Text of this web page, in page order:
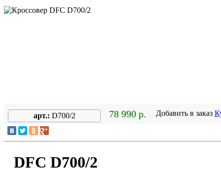
арт.: D700/2 78 990 р. Добавить в заказ
DFC D700/2